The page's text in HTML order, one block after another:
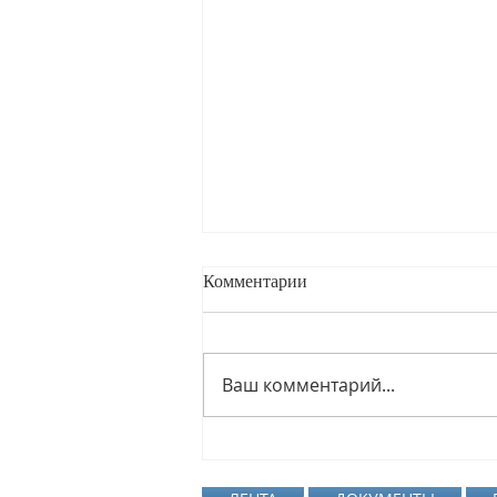
Комментарии
Ваш комментарий...